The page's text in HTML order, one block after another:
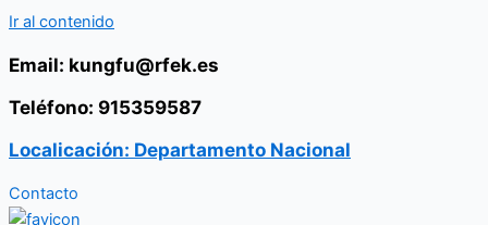
Ir al contenido
Email: kungfu@rfek.es
Teléfono: 915359587
Localicación: Departamento Nacional
Contacto